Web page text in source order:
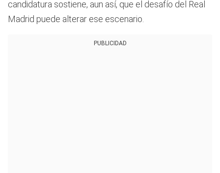
candidatura sostiene, aun así, que el desafío del Real
Madrid puede alterar ese escenario.
PUBLICIDAD